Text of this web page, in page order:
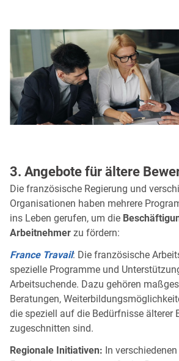
3. Angebote für ältere
Die französische Regierung und
Organisationen haben mehrere
ins Leben gerufen, um die
Arbeitnehmer zu fördern:
France Travail: Die französische
spezielle Programme und
Arbeitsuchende. Dazu gehören
Beratungen,
die speziell auf die Bedürfnisse älterer
zugeschnitten sind.
Regionale Initiativen: In